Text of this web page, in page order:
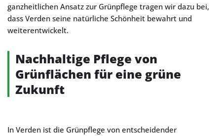
ganzheitlichen Ansatz zur Grünpflege tragen wir dazu bei,
dass Verden seine natürliche Schönheit bewahrt und
weiterentwickelt.
Nachhaltige Pflege von
Grünflächen für eine grüne
Zukunft
In Verden ist die Grünpflege von entscheidender